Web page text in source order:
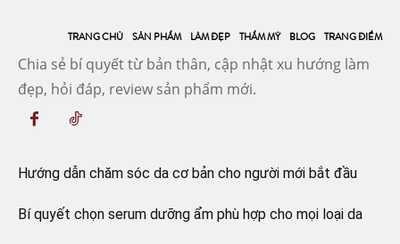
TRANG CHỦ SẢN PHẨM LÀM ĐẸP THẨM MỸ BLOG TRANG ĐIỂM
Chia sẻ bí quyết từ bản thân, cập nhật xu hướng làm
đẹp, hỏi đáp, review sản phẩm mới.
Hướng dẫn chăm sóc da cơ bản cho người mới bắt đầu
Bí quyết chọn serum dưỡng ẩm phù hợp cho mọi loại da